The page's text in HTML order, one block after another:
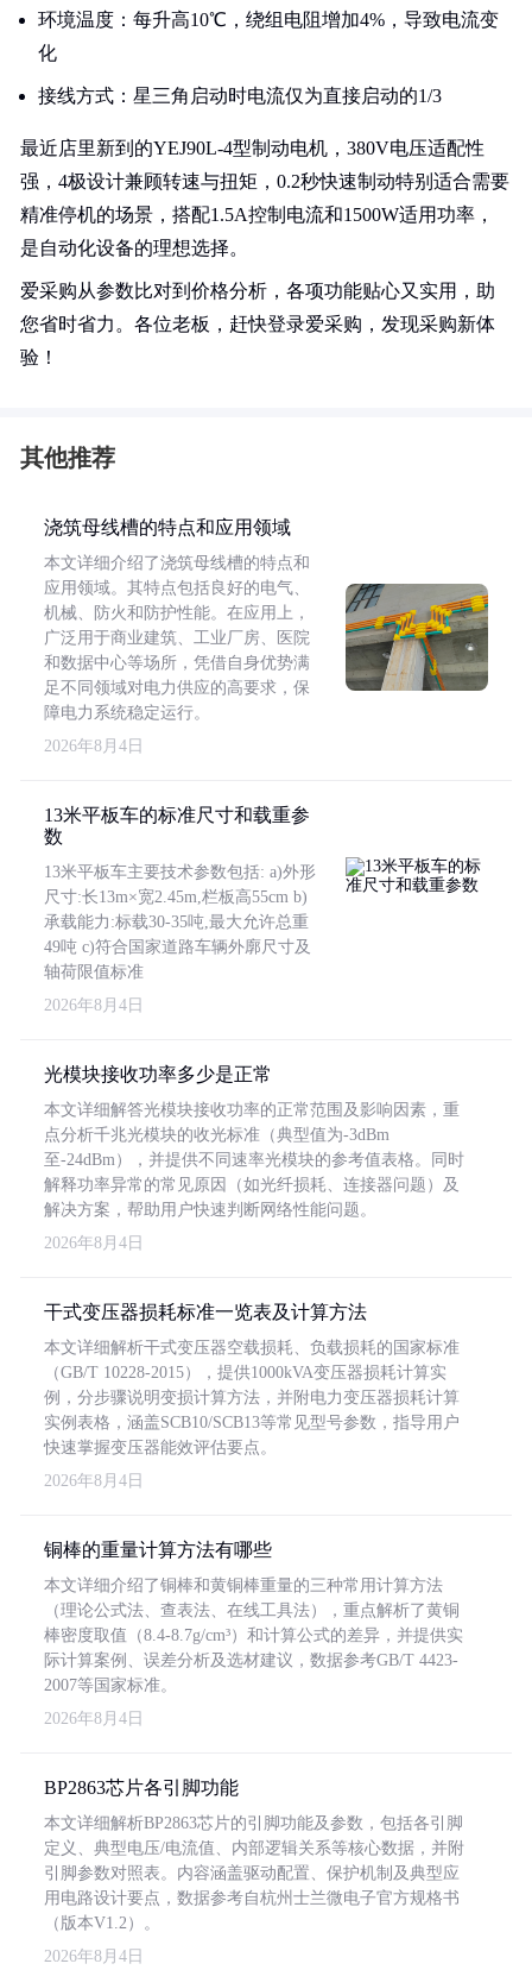
环境温度：每升高10℃，绕组电阻增加4%，导致电流变
化
接线方式：星三角启动时电流仅为直接启动的1/3
最近店里新到的YEJ90L-4型制动电机，380V电压适配性
强，4极设计兼顾转速与扭矩，0.2秒快速制动特别适合需要
精准停机的场景，搭配1.5A控制电流和1500W适用功率，
是自动化设备的理想选择。
爱采购从参数比对到价格分析，各项功能贴心又实用，助
您省时省力。各位老板，赶快登录爱采购，发现采购新体
验！
其他推荐
浇筑母线槽的特点和应用领域
本文详细介绍了浇筑母线槽的特点和
应用领域。其特点包括良好的电气、
机械、防火和防护性能。在应用上，
广泛用于商业建筑、工业厂房、医院
和数据中心等场所，凭借自身优势满
足不同领域对电力供应的高要求，保
障电力系统稳定运行。
2026年8月4日
13米平板车的标准尺寸和载重参
数
13米平板车主要技术参数包括: a)外形
尺寸:长13m×宽2.45m,栏板高55cm b)
承载能力:标载30-35吨,最大允许总重
49吨 c)符合国家道路车辆外廓尺寸及
轴荷限值标准
2026年8月4日
光模块接收功率多少是正常
本文详细解答光模块接收功率的正常范围及影响因素，重
点分析千兆光模块的收光标准（典型值为-3dBm
至-24dBm），并提供不同速率光模块的参考值表格。同时
解释功率异常的常见原因（如光纤损耗、连接器问题）及
解决方案，帮助用户快速判断网络性能问题。
2026年8月4日
干式变压器损耗标准一览表及计算方法
本文详细解析干式变压器空载损耗、负载损耗的国家标准
（GB/T 10228-2015），提供1000kVA变压器损耗计算实
例，分步骤说明变损计算方法，并附电力变压器损耗计算
实例表格，涵盖SCB10/SCB13等常见型号参数，指导用户
快速掌握变压器能效评估要点。
2026年8月4日
铜棒的重量计算方法有哪些
本文详细介绍了铜棒和黄铜棒重量的三种常用计算方法
（理论公式法、查表法、在线工具法），重点解析了黄铜
棒密度取值（8.4-8.7g/cm³）和计算公式的差异，并提供实
际计算案例、误差分析及选材建议，数据参考GB/T 4423-
2007等国家标准。
2026年8月4日
BP2863芯片各引脚功能
本文详细解析BP2863芯片的引脚功能及参数，包括各引脚
定义、典型电压/电流值、内部逻辑关系等核心数据，并附
引脚参数对照表。内容涵盖驱动配置、保护机制及典型应
用电路设计要点，数据参考自杭州士兰微电子官方规格书
（版本V1.2）。
2026年8月4日